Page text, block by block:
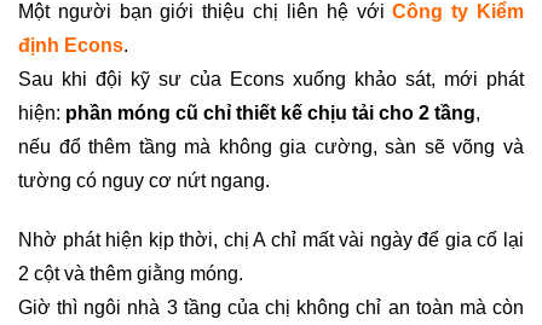
Một người bạn giới thiệu chị liên hệ vớiCông ty Kiểm
định Econs.
Sau khi đội kỹ sư của Econs xuống khảo sát, mới phát
hiện: phần móng cũ chỉ thiết kế chịu tải cho 2 tầng,
nếu đổ thêm tầng mà không gia cường, sàn sẽ võng và
tường có nguy cơ nứt ngang.
Nhờ phát hiện kịp thời, chị A chỉ mất vài ngày để gia cố lại
2 cột và thêm giằng móng.
Giờ thì ngôi nhà 3 tầng của chị không chỉ an toàn mà còn